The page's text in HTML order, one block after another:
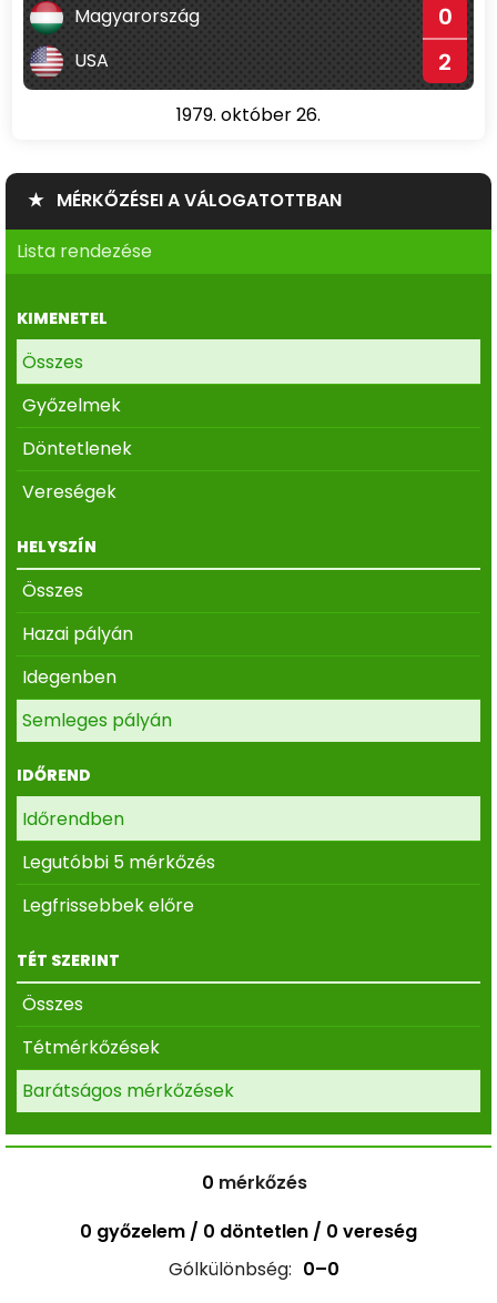
Magyarország 0
USA 2
1979. október 26.
★ MÉRKŐZÉSEI A VÁLOGATOTTBAN
Lista rendezése
KIMENETEL
Összes
Győzelmek
Döntetlenek
Vereségek
HELYSZÍN
Összes
Hazai pályán
Idegenben
Semleges pályán
IDŐREND
Időrendben
Legutóbbi 5 mérkőzés
Legfrissebbek előre
TÉT SZERINT
Összes
Tétmérkőzések
Barátságos mérkőzések
0 mérkőzés
0 győzelem / 0 döntetlen / 0 vereség
Gólkülönbség: 0–0